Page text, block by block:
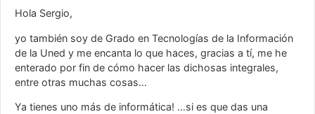
Hola Sergio,
yo también soy de Grado en Tecnologías de la Información
de la Uned y me encanta lo que haces, gracias a tí, me he
enterado por fin de cómo hacer las dichosas integrales,
entre otras muchas cosas…
Ya tienes uno más de informática! …si es que das una